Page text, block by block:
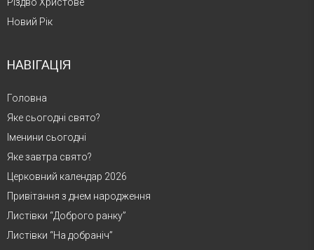
Новий Рік
НАВІГАЦІЯ
Головна
Яке сьогодні свято?
Іменини сьогодні
Яке завтра свято?
Церковний календар 2026
Привітання з днем народження
Листівки “Доброго ранку”
Листівки “На добраніч”